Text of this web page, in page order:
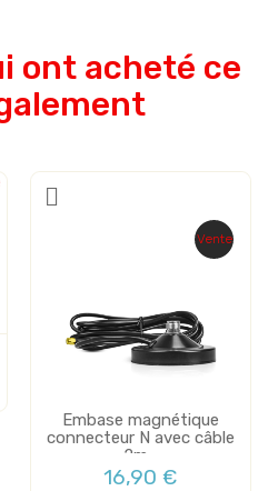
ont acheté ce
Vente
Embase magnétique
connecteur N avec câble
2m...
16,90 €